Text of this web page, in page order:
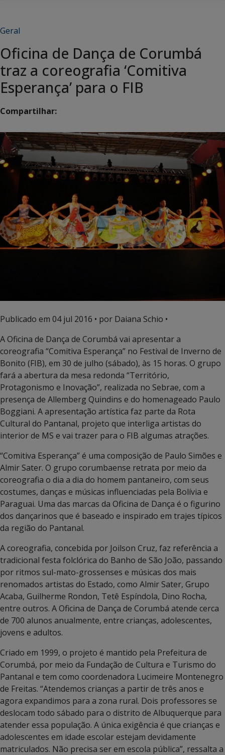
Geral
Oficina de Dança de Corumbá
traz a coreografia ‘Comitiva
Esperança’ para o FIB
Compartilhar:
Publicado em 04 jul 2016 • por Daiana Schio •
A Oficina de Dança de Corumbá vai apresentar a
coreografia “Comitiva Esperança” no Festival de Inverno de
Bonito (FIB), em 30 de julho (sábado), às 15 horas. O grupo
fará a abertura da mesa redonda “Território,
Protagonismo e Inovação”, realizada no Sebrae, com a
presença de Allemberg Quindins e do homenageado Paulo
Boggiani. A apresentação artística faz parte da Rota
Cultural do Pantanal, projeto que interliga artistas do
interior de MS e vai trazer para o FIB algumas atrações.
“Comitiva Esperança” é uma composição de Paulo Simões e
Almir Sater. O grupo corumbaense retrata por meio da
coreografia o dia a dia do homem pantaneiro, com seus
costumes, danças e músicas influenciadas pela Bolívia e
Paraguai. Uma das marcas da Oficina de Dança é o figurino
dos dançarinos que é baseado e inspirado em trajes típicos
da região do Pantanal.
A coreografia, concebida por Joilson Cruz, faz referência a
tradicional festa folclórica do Banho de São João, passando
por ritmos sul-mato-grossenses e músicas dos mais
renomados artistas do Estado, como Almir Sater, Grupo
Acaba, Guilherme Rondon, Tetê Espíndola, Dino Rocha,
entre outros. A Oficina de Dança de Corumbá atende cerca
de 700 alunos anualmente, entre crianças, adolescentes,
jovens e adultos.
Criado em 1999, o projeto é mantido pela Prefeitura de
Corumbá, por meio da Fundação de Cultura e Turismo do
Pantanal e tem como coordenadora Lucimeire Montenegro
de Freitas. “Atendemos crianças a partir de três anos e
agora expandimos para a zona rural. Dois professores se
deslocam todo sábado para o distrito de Albuquerque para
atender essa população. A única exigência é que crianças e
adolescentes em idade escolar estejam devidamente
matriculados. Não precisa ser em escola pública”, ressalta a